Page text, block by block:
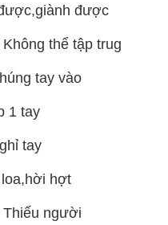
được
thể tập trug
tay vào
1 tay
tay
hợt
Thiếu người